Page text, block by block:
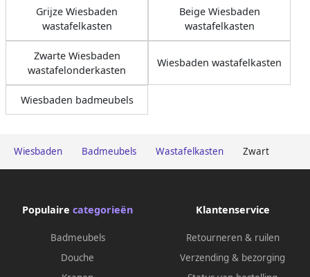
Wiesbaden Badmeubels Wastafelkasten Zwart
Grijze Wiesbaden
wastafelkasten
Beige Wiesbaden
wastafelkasten
Zwarte Wiesbaden
wastafelonderkasten
Wiesbaden wastafelkasten
Wiesbaden badmeubels
Populaire categorieën
Badmeubels
Douche
Klantenservice
Retourneren & ruilen
Verzending & bezorging